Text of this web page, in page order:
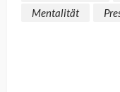
Mentalität